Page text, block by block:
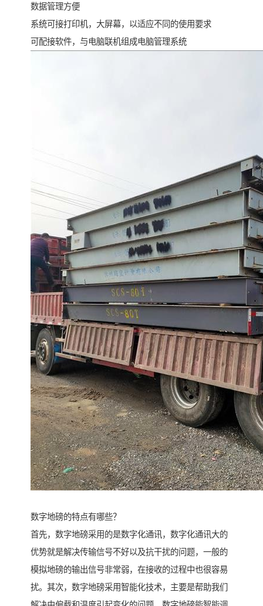
数据管理方便
系统可接打印机，大屏幕，以适应不同的使用要求
可配接软件，与电脑联机组成电脑管理系统
数字地磅的特点有哪些？
首先，数字地磅采用的是数字化通讯，数字化通讯大的
优势就是解决传输信号不好以及抗干扰的问题，一般的
模拟地磅的输出信号非常弱，在接收的过程中也很容易
扰。其次，数字地磅采用智能化技术，主要是帮助我们